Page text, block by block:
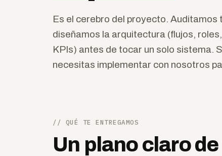
Es el cerebro del proyecto. Auditamos
diseñamos la arquitectura (flujos,
KPIs) antes de tocar un solo sistema.
necesitas implementar con nosotros
// QUÉ TE ENTREGAMOS
Un plano claro